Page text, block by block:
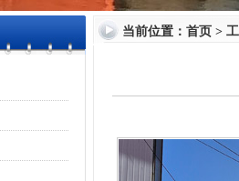
当前位置： 首页 >